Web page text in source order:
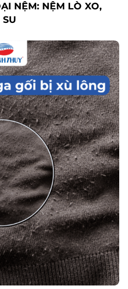
NỆM: NỆM LÒ XO,